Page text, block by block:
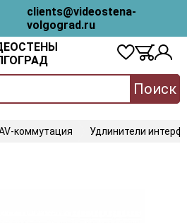
clients@videostena-
volgograd.ru
Поиск
коммутация Удлинители